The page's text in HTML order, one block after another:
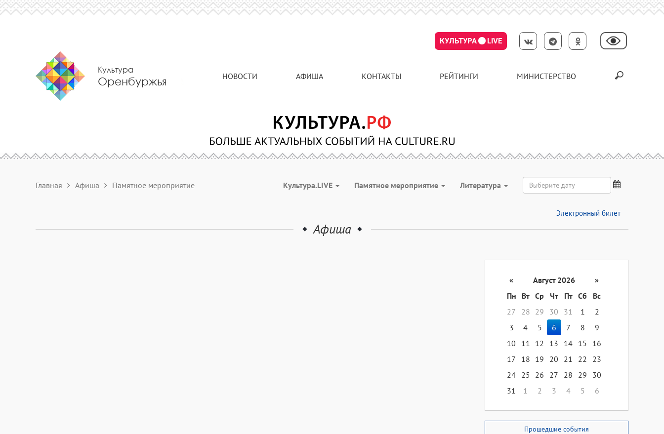
КУЛЬТУРА LIVE
Культура
Оренбуржья НОВОСТИ АФИША КОНТАКТЫ РЕЙТИНГИ МИНИСТЕРСТВО
Главная Афиша Памятное мероприятие Культура.LIVE Памятное мероприятие Литература
Электронный билет
Афиша
« Август 2026
»
Пн
Вт Ср Чт Пт Сб
Вс
27
28 29 30 31 1
2
3
4 5 6 7 8
9
10
11 12 13 14 15
16
17
18 19 20 21 22
23
24 25 26 27 28 29
30
31
1 2 3 4 5 6
Прошедшие события